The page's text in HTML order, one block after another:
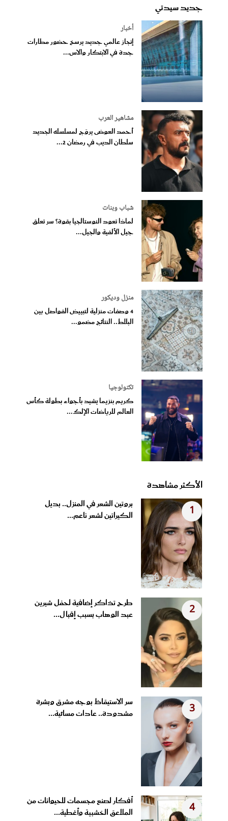
جديد سيدتي
أخبار
إنجاز عالمي جديد يرسخ حضور مطارات
جدة في الابتكار والاس...
مشاهير العرب
أحمد العوضى يروّج لمسلسله الجديد
سلطان الديب في رمضان 2...
شباب وبنات
لماذا تعود النوستالجيا بقوة؟ سر تعلق
جيل الألفية والجيل...
منزل وديكور
4 وصفات منزلية لتبييض الفواصل بين
البلاط.. النتائج مضمو...
تكنولوجيا
كريم بنزيما يشيد بأجواء بطولة كأس
العالم للرياضات الإلك...
الأكثر مشاهدة
1
بروتين الشعر في المنزل.. بديل
الكيراتين لشعر ناعم...
2
طرح تذاكر إضافية لحفل شيرين
عبد الوهاب بسبب إقبال...
3
سر الاستيقاظ بوجه مشرق وبشرة
مشدودة.. عادات مسائية...
4
أفكار لصنع مجسمات للحيوانات من
الملاعق الخشبية وأغطية...